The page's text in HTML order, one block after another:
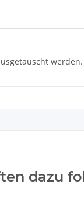
werden.
dazu